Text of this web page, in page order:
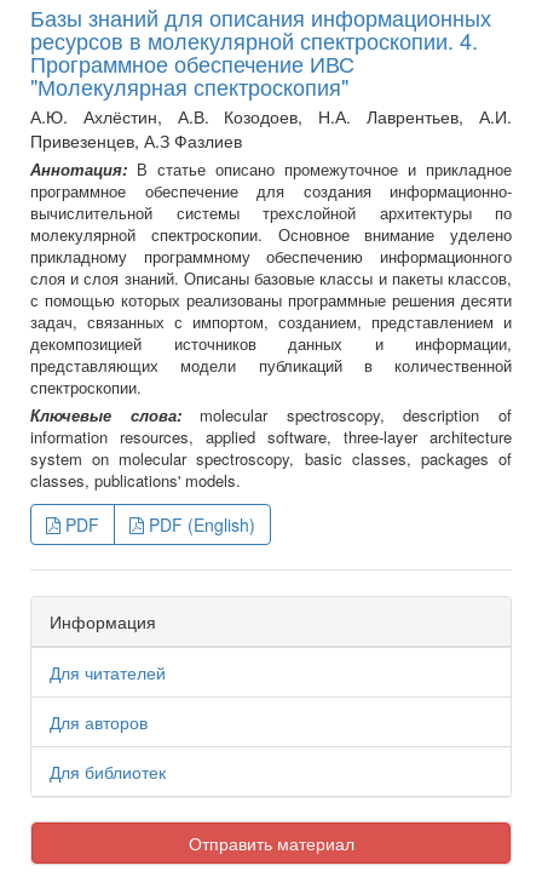
Базы знаний для описания информационных
ресурсов в молекулярной спектроскопии. 4.
Программное обеспечение ИВС
"Молекулярная спектроскопия"
А.Ю. Ахлёстин, А.В. Козодоев, Н.А. Лаврентьев, А.И.
Привезенцев, А.З Фазлиев
Аннотация: В статье описано промежуточное и прикладное
программное обеспечение для создания информационно-
вычислительной системы трехслойной архитектуры по
молекулярной спектроскопии. Основное внимание уделено
прикладному программному обеспечению информационного
слоя и слоя знаний. Описаны базовые классы и пакеты классов,
с помощью которых реализованы программные решения десяти
задач, связанных с импортом, созданием, представлением и
декомпозицией источников данных и информации,
представляющих модели публикаций в количественной
спектроскопии.
Ключевые слова:molecular spectroscopy, description of
information resources, applied software, three-layer architecture
system on molecular spectroscopy, basic classes, packages of
classes, publications' models.
PDF PDF (English)
Информация
Для читателей
Для авторов
Для библиотек
Отправить материал